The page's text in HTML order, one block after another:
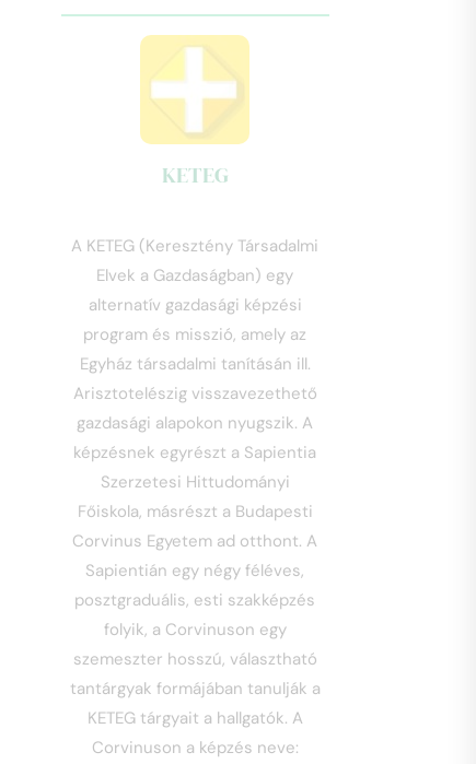
KETEG
A KETEG (Keresztény Társadalmi
Elvek a Gazdaságban) egy
alternatív gazdasági képzési
program és misszió, amely az
Egyház társadalmi tanításán ill.
Arisztotelészig visszavezethető
gazdasági alapokon nyugszik. A
képzésnek egyrészt a Sapientia
Szerzetesi Hittudományi
Főiskola, másrészt a Budapesti
Corvinus Egyetem ad otthont. A
Sapientián egy négy féléves,
posztgraduális, esti szakképzés
folyik, a Corvinuson egy
szemeszter hosszú, választható
tantárgyak formájában tanulják a
KETEG tárgyait a hallgatók. A
Corvinuson a képzés neve: